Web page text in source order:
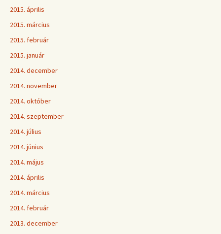
2015. április
2015. március
2015. február
2015. január
2014. december
2014. november
2014. október
2014. szeptember
2014. július
2014. június
2014. május
2014. április
2014. március
2014. február
2013. december